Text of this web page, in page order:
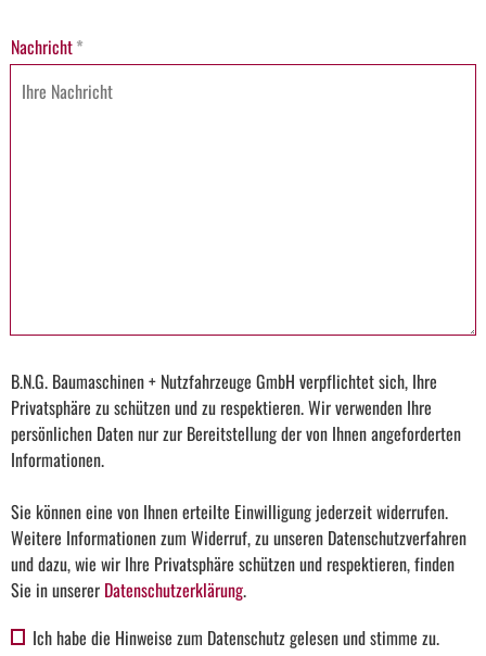
Nachricht*
B.N.G. Baumaschinen + Nutzfahrzeuge GmbH verpflichtet sich, Ihre
Privatsphäre zu schützen und zu respektieren. Wir verwenden Ihre
persönlichen Daten nur zur Bereitstellung der von Ihnen angeforderten
Informationen.
Sie können eine von Ihnen erteilte Einwilligung jederzeit widerrufen.
Weitere Informationen zum Widerruf, zu unseren Datenschutzverfahren
und dazu, wie wir Ihre Privatsphäre schützen und respektieren, finden
Sie in unserer Datenschutzerklärung.
Ich habe die Hinweise zum Datenschutz gelesen und stimme zu.